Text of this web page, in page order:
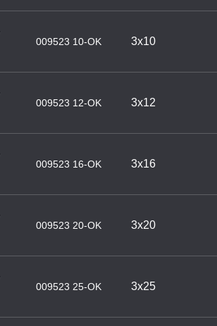
009523 10-OK 3х10
009523 12-OK 3х12
009523 16-OK 3х16
009523 20-OK 3х20
009523 25-OK 3х25